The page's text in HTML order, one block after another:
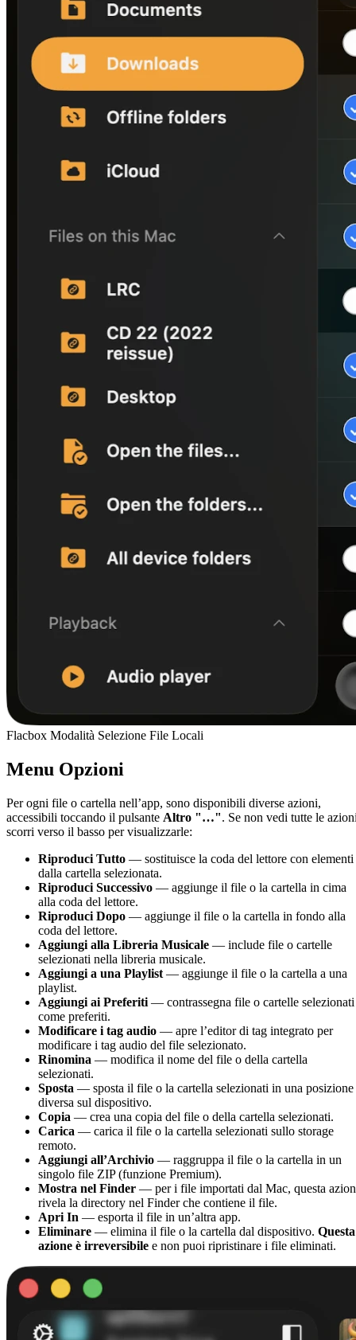
Flacbox Modalità Selezione File Locali
Menu Opzioni
Per ogni file o cartella nell’app, sono disponibili diverse azioni,
accessibili toccando il pulsante Altro "…". Se non vedi tutte le
scorri verso il basso per visualizzarle:
Riproduci Tutto — sostituisce la coda del lettore con elementi
dalla cartella selezionata.
Riproduci Successivo — aggiunge il file o la cartella in cima
alla coda del lettore.
Riproduci Dopo — aggiunge il file o la cartella in fondo alla
coda del lettore.
Aggiungi alla Libreria Musicale — include file o cartelle
selezionati nella libreria musicale.
Aggiungi a una Playlist — aggiunge il file o la cartella a una
playlist.
Aggiungi ai Preferiti — contrassegna file o cartelle selezionati
come preferiti.
Modificare i tag audio — apre l’editor di tag integrato per
modificare i tag audio del file selezionato.
Rinomina — modifica il nome del file o della cartella
selezionati.
Sposta — sposta il file o la cartella selezionati in una posizione
diversa sul dispositivo.
Copia — crea una copia del file o della cartella selezionati.
Carica — carica il file o la cartella selezionati sullo storage
remoto.
Aggiungi all’Archivio — raggruppa il file o la cartella in un
singolo file ZIP (funzione Premium).
Mostra nel Finder — per i file importati dal Mac, questa
rivela la directory nel Finder che contiene il file.
Apri In — esporta il file in un’altra app.
Eliminare — elimina il file o la cartella dal dispositivo. Questa
azione è irreversibile e non puoi ripristinare i file eliminati.